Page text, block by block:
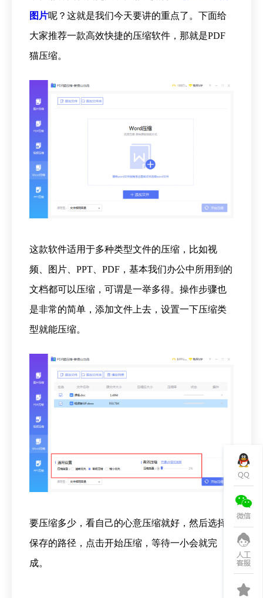
图片呢？这就是我们今天要讲的重点了。下面给
大家推荐一款高效快捷的压缩软件，那就是PDF
猫压缩。
这款软件适用于多种类型文件的压缩，比如视
频、图片、PPT、PDF，基本我们办公中所用到的
文档都可以压缩，可谓是一举多得。操作步骤也
是非常的简单，添加文件上去，设置一下压缩类
型就能压缩。
要压缩多少，看自己的心意压缩就好，然后选择
保存的路径，点击开始压缩，等待一小会就完
成。